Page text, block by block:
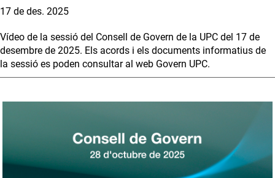
17 de des. 2025
Vídeo de la sessió del Consell de Govern de la UPC del 17 de
desembre de 2025. Els acords i els documents informatius de
la sessió es poden consultar al web Govern UPC.